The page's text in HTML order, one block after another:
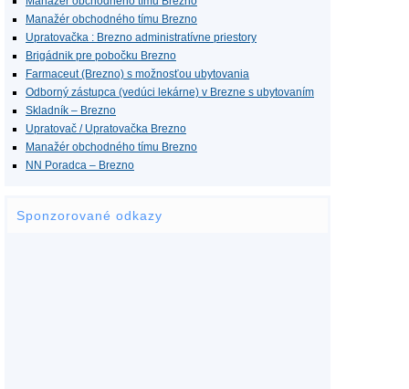
Manažér obchodného tímu Brezno
Upratovačka : Brezno administratívne priestory
Brigádnik pre pobočku Brezno
Farmaceut (Brezno) s možnosťou ubytovania
Odborný zástupca (vedúci lekárne) v Brezne s ubytovaním
Skladník – Brezno
Upratovač / Upratovačka Brezno
Manažér obchodného tímu Brezno
NN Poradca – Brezno
Sponzorované odkazy